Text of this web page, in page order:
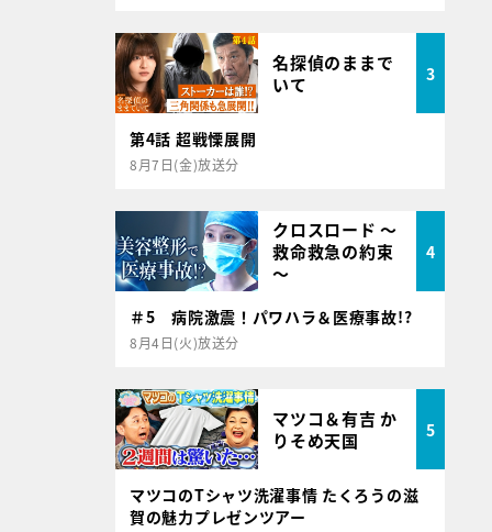
名探偵のままで
いて
3
第4話 超戦慄展開
8月7日(金)放送分
クロスロード ～
救命救急の約束
～
4
＃5 病院激震！パワハラ＆医療事故!?
8月4日(火)放送分
マツコ＆有吉 か
りそめ天国
5
マツコのTシャツ洗濯事情 たくろうの滋
賀の魅力プレゼンツアー